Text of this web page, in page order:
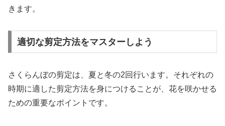
きます。
適切な剪定方法をマスターしよう
さくらんぼの剪定は、夏と冬の2回行います。それぞれの
時期に適した剪定方法を身につけることが、花を咲かせる
ための重要なポイントです。